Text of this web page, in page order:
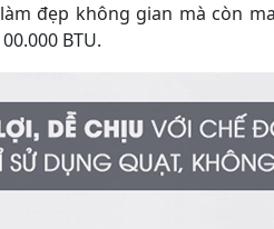
đẹp không gian mà còn
BTU.